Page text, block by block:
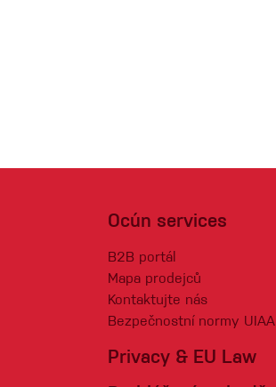
Ocún services
B2B portál
Mapa prodejců
Kontaktujte nás
Bezpečnostní normy UIAA
Privacy & EU Law